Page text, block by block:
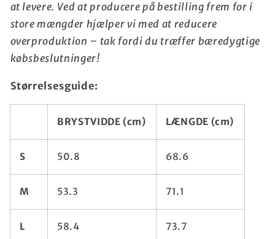
at levere. Ved at producere på bestilling frem for i
store mængder hjælper vi med at reducere
overproduktion – tak fordi du træffer bæredygtige
købsbeslutninger!
Størrelsesguide:
BRYSTVIDDE (cm) LÆNGDE (cm)
S 50.8 68.6
M 53.3 71.1
L 58.4 73.7